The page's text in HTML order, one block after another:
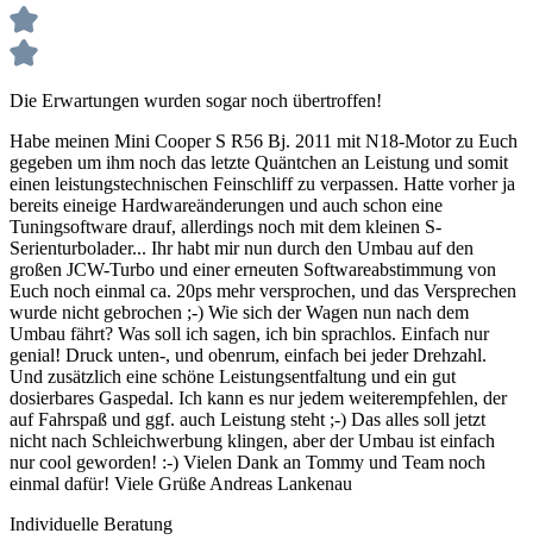
Die Erwartungen wurden sogar noch übertroffen!
Habe meinen Mini Cooper S R56 Bj. 2011 mit N18-Motor zu Euch
gegeben um ihm noch das letzte Quäntchen an Leistung und somit
einen leistungstechnischen Feinschliff zu verpassen. Hatte vorher ja
bereits eineige Hardwareänderungen und auch schon eine
Tuningsoftware drauf, allerdings noch mit dem kleinen S-
Serienturbolader... Ihr habt mir nun durch den Umbau auf den
großen JCW-Turbo und einer erneuten Softwareabstimmung von
Euch noch einmal ca. 20ps mehr versprochen, und das Versprechen
wurde nicht gebrochen ;-) Wie sich der Wagen nun nach dem
Umbau fährt? Was soll ich sagen, ich bin sprachlos. Einfach nur
genial! Druck unten-, und obenrum, einfach bei jeder Drehzahl.
Und zusätzlich eine schöne Leistungsentfaltung und ein gut
dosierbares Gaspedal. Ich kann es nur jedem weiterempfehlen, der
auf Fahrspaß und ggf. auch Leistung steht ;-) Das alles soll jetzt
nicht nach Schleichwerbung klingen, aber der Umbau ist einfach
nur cool geworden! :-) Vielen Dank an Tommy und Team noch
einmal dafür! Viele Grüße Andreas Lankenau
Individuelle Beratung